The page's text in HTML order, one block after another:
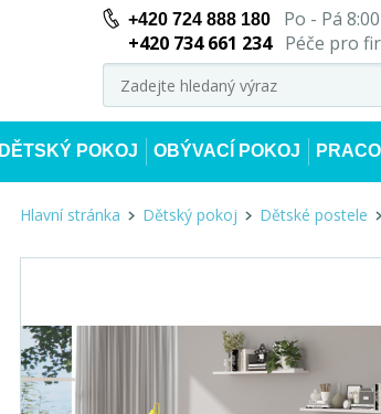
+420 724 888 180Po - Pá 8:00
+420 734 661 234
Péče pro
DĚTSKÝ POKOJ OBÝVACÍ POKOJ
Hlavní stránka Dětský pokoj Dětské postele